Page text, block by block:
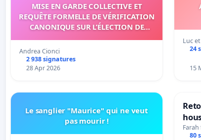
MISE EN GARDE COLLECTIVE ET
REQUÊTE FORMELLE DE VÉRIFICATION
CANONIQUE SUR L’ÉLECTION DE
Andrea Cionci
2 938 signatures
28 Apr 2026
Luc
24
15
Le sanglier "Maurice" qui ne veut
pas mourir !
80